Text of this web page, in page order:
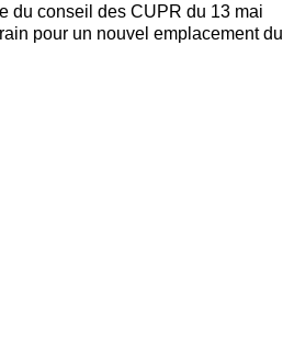
du conseil des CUPR du 13 mai
pour un nouvel emplacement du